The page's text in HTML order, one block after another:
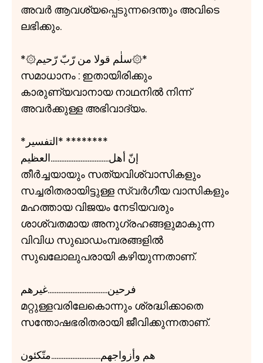
അവർ ആവശ്യപ്പെടുന്നദെന്തും അവിടെ
ലഭിക്കും.
*۞سلٰم قولا من رّبّ رّحيم۞*
സമാധാനം : ഇതായിരിക്കും
കാരുണ്യവാനായ നാഥനിൽ നിന്ന്
അവർക്കുള്ള അഭിവാദ്യം.
*التفسير* ********
إنّ أهل.................................العظيم
തീർച്ചയായും സത്യവിശ്വാസികളും
സച്ചരിതരായിട്ടുള്ള സ്വർഗീയ വാസികളും
മഹത്തായ വിജയം നേടിയവരും
ശാശ്വതമായ അനുഗ്രഹങ്ങളുമാകുന്ന
വിവിധ സുഖാഡംമ്പരങ്ങളിൽ
സുഖലോലുപരായി കഴിയുന്നതാണ്.
فرحين..................................غيرهم
മറ്റുള്ളവരിലേകൊന്നും ശ്രദ്ധിക്കാതെ
സന്തോഷഭരിതരായി ജീവിക്കുന്നതാണ്.
هم وأزواجهم............................متّكئون